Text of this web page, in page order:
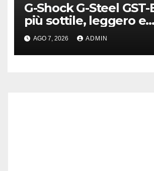
G-Shock G-Steel GST-
più sottile, leggero e
connesso
AGO 7, 2026 ADMIN